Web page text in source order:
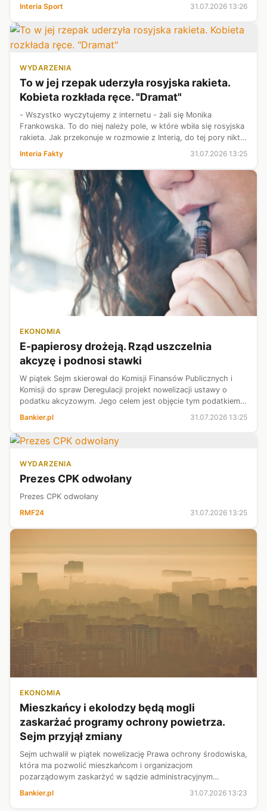
ekip na świecie". Wtó...
Interia Sport 31.07.2026 13:26
WYDARZENIA
To w jej rzepak uderzyła rosyjska rakieta.
Kobieta rozkłada ręce. "Dramat"
- Wszystko wyczytujemy z internetu - żali się Monika
Frankowska. To do niej należy pole, w które wbiła się rosyjska
rakieta. Jak przekonuje w rozmowie z Interią, do tej pory nikt z
Interia Fakty 31.07.2026 13:25
EKONOMIA
E-papierosy drożeją. Rząd uszczelnia
akcyzę i podnosi stawki
W piątek Sejm skierował do Komisji Finansów Publicznych i
Komisji do spraw Deregulacji projekt nowelizacji ustawy o
podatku akcyzowym. Jego celem jest objęcie tym podatkiem
wszystkich rodzajów e-papierosów, a także podwyższenie
stawek.
Bankier.pl 31.07.2026 13:25
WYDARZENIA
Prezes CPK odwołany
Prezes CPK odwołany
RMF24
31.07.2026 13:25
EKONOMIA
Mieszkańcy i ekolodzy będą mogli
zaskarżać programy ochrony powietrza.
Sejm przyjął zmiany
Sejm uchwalił w piątek nowelizację Prawa ochrony środowiska,
która ma pozwolić mieszkańcom i organizacjom
pozarządowym zaskarżyć w sądzie administracyjnym
Bankier.pl 31.07.2026 13:23